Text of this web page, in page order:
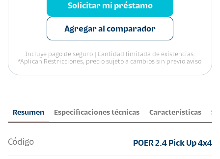
Resumen Especificaciones técnicas Características
Código POER 2.4 Pick Up 4x4
Solicitar mi préstamo
Agregar al comparador
Incluye pago de seguro | Cantidad limitada de existencias.
*Aplican Restricciones, precio sujeto a cambios sin previo aviso.